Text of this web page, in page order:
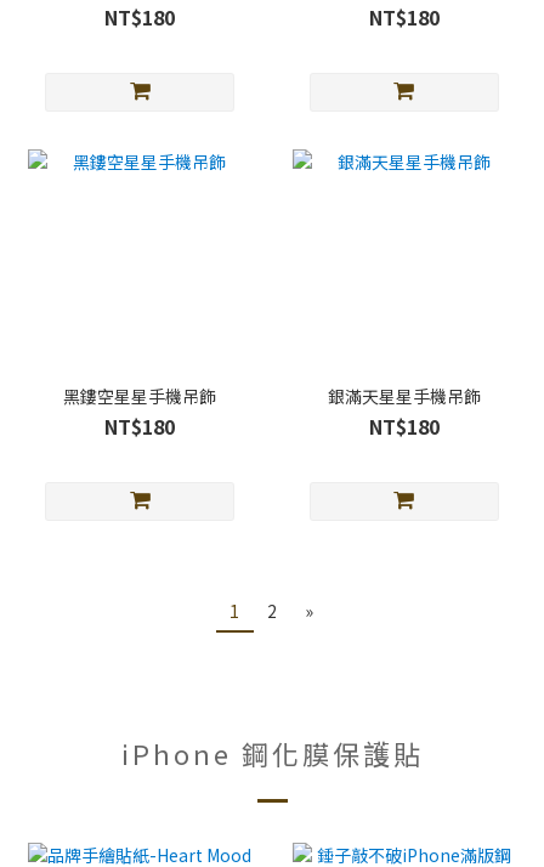
NT$180 NT$180
黑鏤空星星手機吊飾
NT$180
銀滿天星星手機吊飾
NT$180
1 2 »
iPhone 鋼化膜保護貼